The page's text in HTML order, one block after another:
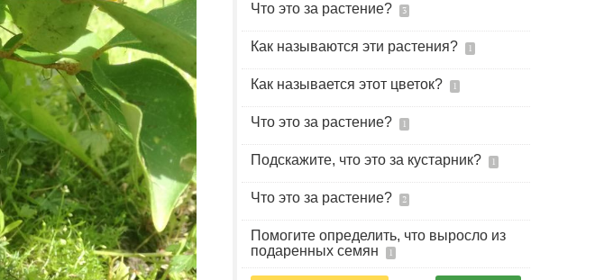
Что это за растение? 3
Как называются эти растения? 1
Как называется этот цветок? 1
Что это за растение? 1
Подскажите, что это за кустарник? 1
Что это за растение? 2
Помогите определить, что выросло из
подаренных семян
1